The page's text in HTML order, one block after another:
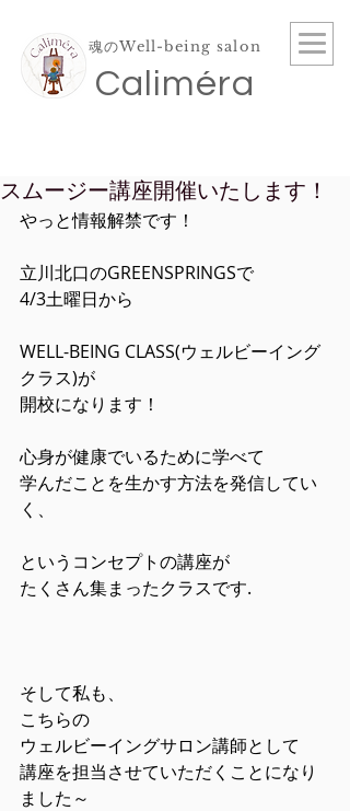
​Caliméra
魂のWell-being salon
スムージー講座開催いたします！
やっと情報解禁です！
立川北口のGREENSPRINGSで
4/3土曜日から
WELL-BEING CLASS(ウェルビーイング
クラス)が
開校になります！
心身が健康でいるために学べて
学んだことを生かす方法を発信してい
く、
というコンセプトの講座が
たくさん集まったクラスです.
そして私も、
こちらの
ウェルビーイングサロン講師として
講座を担当させていただくことになり
ました～